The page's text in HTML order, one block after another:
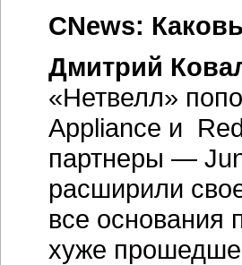
CNews:
Дмитрий
«Нетвелл»
Appliance и
партнеры —
расширили
все основания
хуже